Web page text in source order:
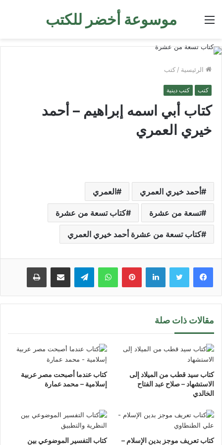
موسوعة أخضر للكتب القائمة
الرئيسية / كتب
كتب كتب دينية
كتاب أبي اسمه إبراهيم – أحمد
خيري العمري
أحمد خيري العمري العمري
تسعة من عشرة كتاب تسعة من عشرة
كتاب تسعة من عشرة أحمد خيري العمري
لينكدإن بينتيريستواتساب تيلقرام مشاركة عبر البريد طباعة
مقالات ذات صلة
كتاب سيد قطب من الميلاد إلى
الاستشهاد – صلاح عبد الفتاح
الخالدي
كتاب عندما أصبحت مصر عربية
إسلامية – محمد عمارة
كتاب تعريف موجز بدين الإسلام –
كتاب التفسير الموضوعي بين